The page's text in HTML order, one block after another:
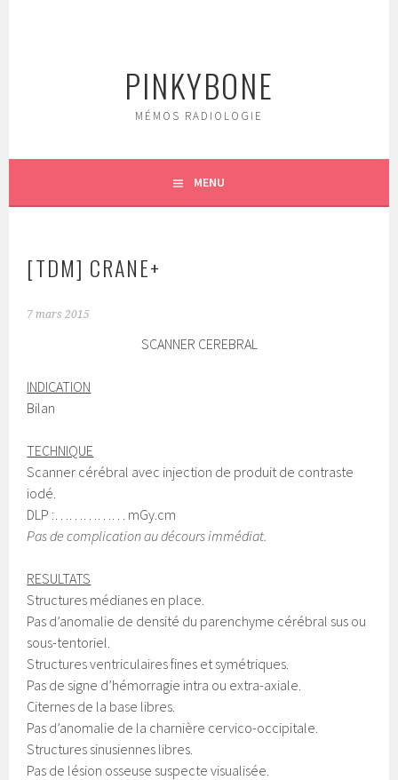
PINKYBONE
MÉMOS RADIOLOGIE
MENU
[TDM] CRANE+
7 mars 2015
SCANNER CEREBRAL
INDICATION
Bilan
TECHNIQUE
Scanner cérébral avec injection de produit de contraste
iodé.
DLP :…………… mGy.cm
Pas de complication au décours immédiat.
RESULTATS
Structures médianes en place.
Pas d’anomalie de densité du parenchyme cérébral sus ou
sous-tentoriel.
Structures ventriculaires fines et symétriques.
Pas de signe d’hémorragie intra ou extra-axiale.
Citernes de la base libres.
Pas d’anomalie de la charnière cervico-occipitale.
Structures sinusiennes libres.
Pas de lésion osseuse suspecte visualisée.